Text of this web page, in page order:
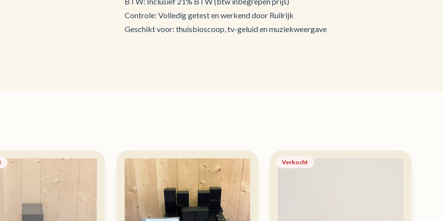
Controle: Volledig getest en werkend door Ruilrijk
Geschikt voor: thuisbioscoop, tv-geluid en muziekweergave
Verkocht